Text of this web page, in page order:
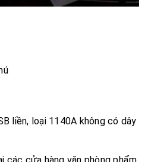
liền, loại 1140A không có dây